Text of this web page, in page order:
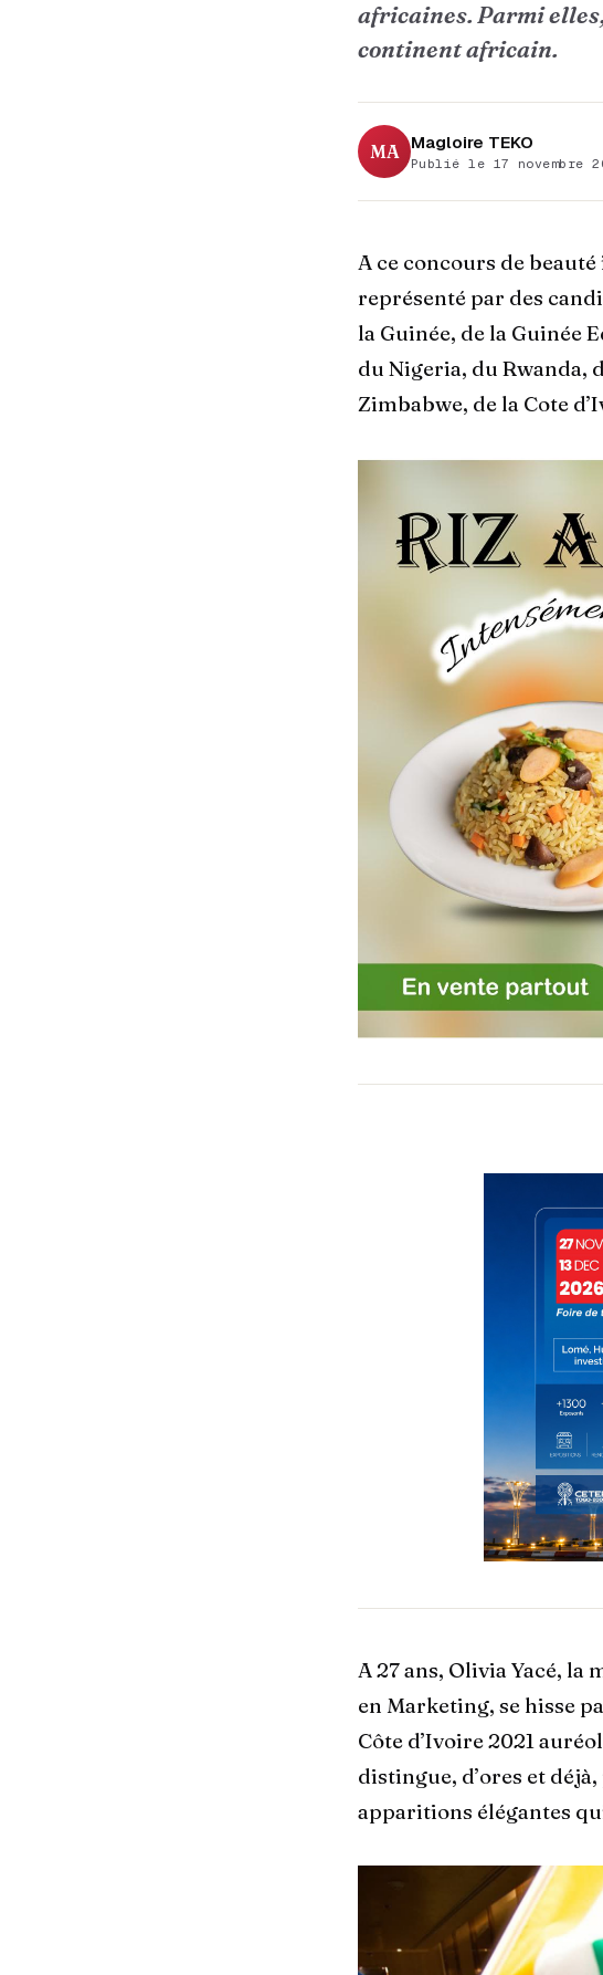
africaines. Parmi
continent africain.
MA Magloire TEKO
Publié le 17 novembre
A ce concours de
représenté par des
la Guinée, de la Guinée
du Nigeria, du Rwanda,
Zimbabwe, de la Cote
A 27 ans, Olivia Yacé,
en Marketing, se hisse
Côte d’Ivoire 2021
distingue, d’ores et
apparitions élégantes